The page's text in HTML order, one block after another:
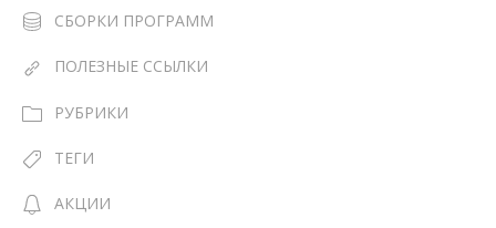
СБОРКИ ПРОГРАММ
ПОЛЕЗНЫЕ ССЫЛКИ
РУБРИКИ
ТЕГИ
АКЦИИ